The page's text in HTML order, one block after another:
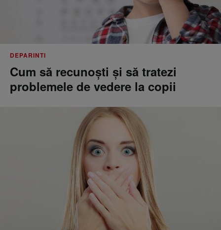
DEPARINTI
Cum să recunoști și să tratezi
problemele de vedere la copii